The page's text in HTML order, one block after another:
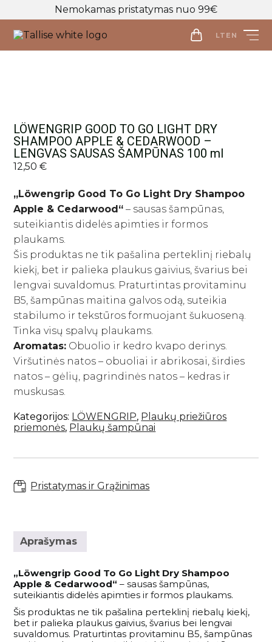
Nemokamas pristatymas nuo 99€
LT EN
Veido priežiūra
Visos priemonės
Makiažo valymo priemonės
Veido šveitikliai
Veido tonikai
Veido serumai
Veido ampulės
Veido kaukės
Paakių kremai ir serumai
Paakių kaukės
Kaklo kremai
Veido kremai
Lūpų priežiūra
Veido priežiūros aparatai
Apsauga nuo saulės veidui
Savaiminio įdegio priemonės veidui
Kūno priežiūra
Visos priemonės
Kūno kremai ir losjonai
Kūno purškikliai
Rankų kremai
Intymi priežiūra
Savaiminio įdegio priemonės kūnui
Anticeliulitinės priemonės
Natūralūs dezodorantai
Vonios druskos
Apsauga nuo saulės kūnui
Visos priemonės
Makiažo bazės
Makiažo pagrindai ir maskuokliai
Birios ir presuotos pudros
Veido kontūravimui
Skaistalai
Akių pieštukai
Blakstienoms (tušai, serumai)
Antakių pieštukai
Lūpų pieštukai
Lūpoms (lūpų dažai, blizgiai)
Makiažo šepetėliai
Makiažo rinkiniai
Plaukų priežiūros priemonės
Visos priemonės
Galvos odos šveitikliai
Plaukų šampūnai
Plaukų kondicionieriai
Plaukų kaukės ir ampulės
Plaukų kremai
Nenuskalaujami kondicionieriai
Plaukų serumai ir aliejai
Apsauga nuo karščio
Plaukų formavimo priemonės
Rinkiniai su nuolaida
Apranga
Apranga
Palaidinės
Sportinės Liemenelės
Sijonai
Šortai
Kojinės
Tamprės
Naujienos
Rinkiniai
Namams
Kvepalai
Papildai
Pasiūlymai
Prekiniai ženklai
VISOS PREKĖS
LÖWENGRIP GOOD TO GO LIGHT DRY
SHAMPOO APPLE & CEDARWOOD –
LENGVAS SAUSAS ŠAMPŪNAS 100 ml
12,50€
„Löwengrip Good To Go Light Dry Shampoo
Apple & Cedarwood“ – sausas šampūnas,
suteikiantis didelės apimties ir formos
plaukams.
Šis produktas ne tik pašalina perteklinį riebalų
kiekį, bet ir palieka plaukus gaivius, švarius bei
lengvai suvaldomus. Praturtintas provitaminu
B5, šampūnas maitina galvos odą, suteikia
stabilumo ir tekstūros formuojant šukuoseną.
Tinka visų spalvų plaukams.
Aromatas: Obuolio ir kedro kvapo derinys.
Viršutinės natos – obuoliai ir abrikosai, širdies
natos – gėlių, pagrindinės natos – kedras ir
muskusas.
Kategorijos: LÖWENGRIP, Plaukų priežiūros
priemonės, Plaukų šampūnai
Pristatymas ir Grąžinimas
Aprašymas
„Löwengrip Good To Go Light Dry Shampoo
Apple & Cedarwood“ – sausas šampūnas,
suteikiantis didelės apimties ir formos plaukams.
Šis produktas ne tik pašalina perteklinį riebalų kiekį,
bet ir palieka plaukus gaivius, švarius bei lengvai
suvaldomus. Praturtintas provitaminu B5, šampūnas